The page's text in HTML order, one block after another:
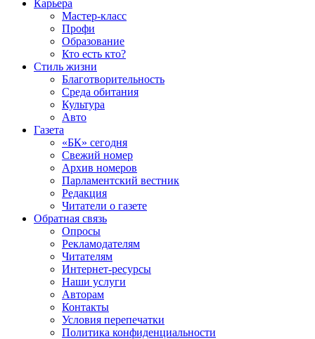
Карьера
Мастер-класс
Профи
Образование
Кто есть кто?
Стиль жизни
Благотворительность
Среда обитания
Культура
Авто
Газета
«БК» сегодня
Свежий номер
Архив номеров
Парламентский вестник
Редакция
Читатели о газете
Обратная связь
Опросы
Рекламодателям
Читателям
Интернет-ресурсы
Наши услуги
Авторам
Контакты
Условия перепечатки
Политика конфиденциальности